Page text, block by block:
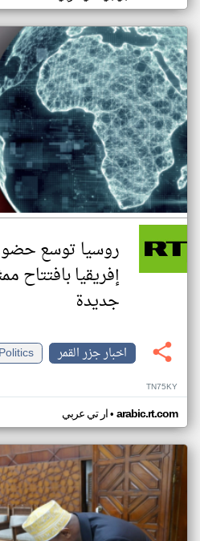
روسيا توسع
جديدة
اخبار جزر القمر
Politics
TN75KY
ار تي عربي• arabic.rt.com